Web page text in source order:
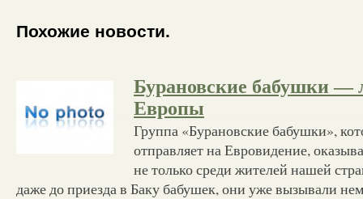
Похожие новости.
Бурановские бабушки —
Европы
Группа «Бурановские бабушки»,
отправляет на Евровидение,
не только среди жителей нашей
даже до приезда в Баку бабушек, они уже вызывали